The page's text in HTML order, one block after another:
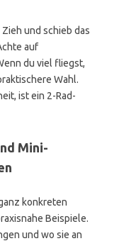
und schieb das
auf
du viel fliegst,
Wahl.
ist ein 2-Rad-
Mini-
konkreten
Beispiele.
und wo sie an